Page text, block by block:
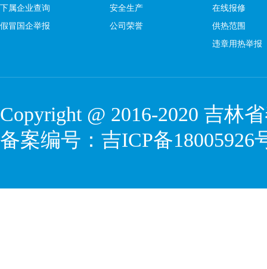
下属企业查询
假冒国企举报
安全生产
公司荣誉
在线报修
供热范围
违章用热举报
Copyright @ 2016-2020 吉林
备案编号： 吉ICP备18005926